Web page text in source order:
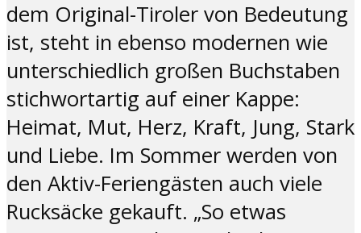
dem Original-Tiroler von Bedeutung
ist, steht in ebenso modernen wie
unterschiedlich großen Buchstaben
stichwortartig auf einer Kappe:
Heimat, Mut, Herz, Kraft, Jung, Stark
und Liebe. Im Sommer werden von
den Aktiv-Feriengästen auch viele
Rucksäcke gekauft. „So etwas